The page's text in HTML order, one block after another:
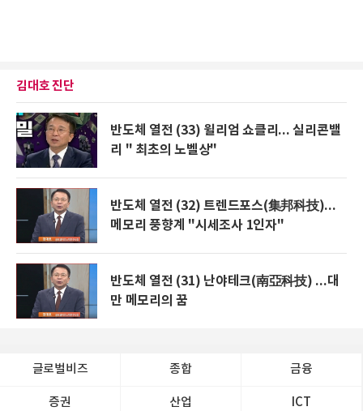
김대호 진단
반도체 열전 (33) 윌리엄 쇼클리... 실리콘밸
리 " 최초의 노벨상"
반도체 열전 (32) 트렌드포스(集邦科技)...
메모리 풍향계 "시세조사 1인자"
반도체 열전 (31) 난야테크(南亞科技) ...대
만 메모리의 꿈
글로벌비즈 종합 금융
증권 산업 ICT